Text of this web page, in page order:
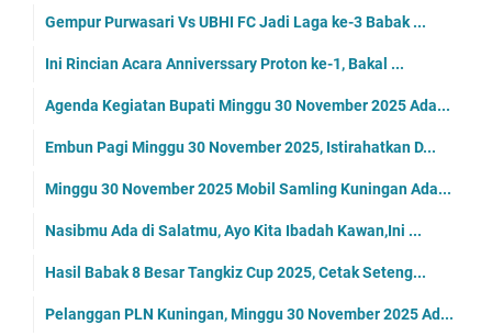
Gempur Purwasari Vs UBHI FC Jadi Laga ke-3 Babak ...
Ini Rincian Acara Anniverssary Proton ke-1, Bakal ...
Agenda Kegiatan Bupati Minggu 30 November 2025 Ada...
Embun Pagi Minggu 30 November 2025, Istirahatkan D...
Minggu 30 November 2025 Mobil Samling Kuningan Ada...
Nasibmu Ada di Salatmu, Ayo Kita Ibadah Kawan,Ini ...
Hasil Babak 8 Besar Tangkiz Cup 2025, Cetak Seteng...
Pelanggan PLN Kuningan, Minggu 30 November 2025 Ad...